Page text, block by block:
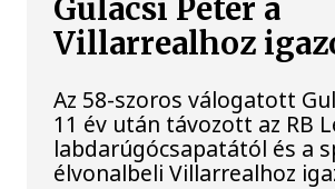
Gulácsi Péter a
Villarrealhoz
Az 58-szoros válogatott
11 év után távozott az RB
labdarúgócsapatától és a
élvonalbeli Villarrealhoz